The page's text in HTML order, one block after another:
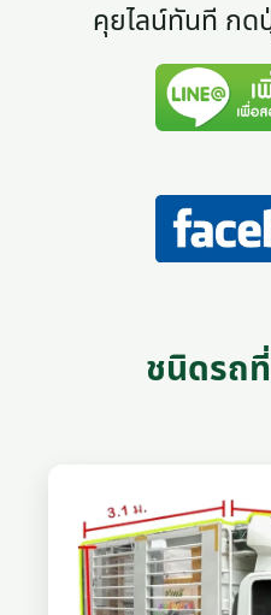
คุยไลน์ทันที กด
ชนิดรถ